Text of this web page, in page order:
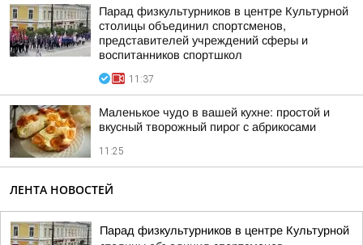
Парад физкультурников в центре Культурной
столицы объединил спортсменов,
представителей учреждений сферы и
воспитанников спортшкол
11:37
Маленькое чудо в вашей кухне: простой и
вкусный творожный пирог с абрикосами
11:25
ЛЕНТА НОВОСТЕЙ
Парад физкультурников в центре Культурной